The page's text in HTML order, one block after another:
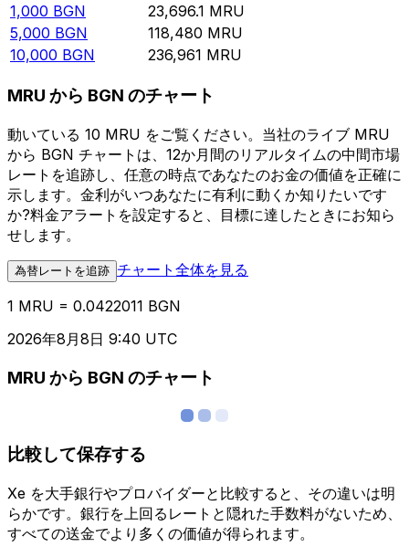
1,000 BGN 23,696.1 MRU
5,000 BGN 118,480 MRU
10,000 BGN 236,961 MRU
MRU から BGN のチャート
動いている 10 MRU をご覧ください。当社のライブ MRU
から BGN チャートは、12か月間のリアルタイムの中間市場
レートを追跡し、任意の時点であなたのお金の価値を正確に
示します。金利がいつあなたに有利に動くか知りたいです
か?料金アラートを設定すると、目標に達したときにお知ら
せします。
為替レートを追跡 チャート全体を見る
1 MRU = 0.0422011 BGN
2026年8月8日 9:40 UTC
MRU から BGN のチャート
比較して保存する
Xe を大手銀行やプロバイダーと比較すると、その違いは明
らかです。銀行を上回るレートと隠れた手数料がないため、
すべての送金でより多くの価値が得られます。